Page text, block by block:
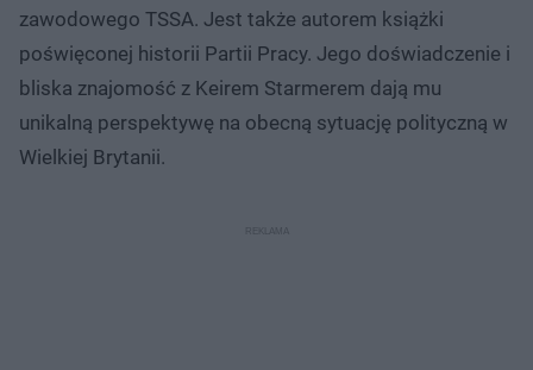
zawodowego TSSA. Jest także autorem książki
poświęconej historii Partii Pracy. Jego doświadczenie i
bliska znajomość z Keirem Starmerem dają mu
unikalną perspektywę na obecną sytuację polityczną w
Wielkiej Brytanii.